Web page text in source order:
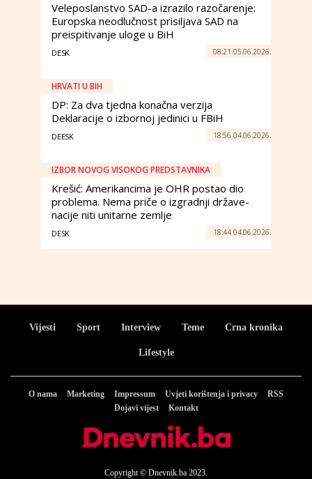
Veleposlanstvo SAD-a izrazilo razočarenje:
Europska neodlučnost prisiljava SAD na
preispitivanje uloge u BiH
DESK 08:21 05.06.2026.
HRVATI U BIH
DP: Za dva tjedna konačna verzija
Deklaracije o izbornoj jedinici u FBiH
DEESK 18:56 04.06.2026.
IZBOR NOVOG VISOKOG PREDSTAVNIKA
Krešić: Amerikancima je OHR postao dio
problema. Nema priče o izgradnji države-
nacije niti unitarne zemlje
DESK 18:44 04.06.2026.
Vijesti Sport Interview Teme Crna kronika
Lifestyle
O nama Marketing Impressum Uvjeti korištenja i privacy
RSS
Dojavi vijest
Kontakt
Copyright © Dnevnik.ba 2023.